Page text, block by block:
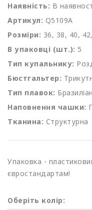
Наявність: В
Артикул: Q5109A
Розміри: 36, 38, 40,
В упаковці (шт.): 5
Тип купальнику:
Бюстгальтер:
Тип плавок:
Наповнення чашки:
Тканина: Структурна
Упаковка -
євростандартам!
Оберіть колір: